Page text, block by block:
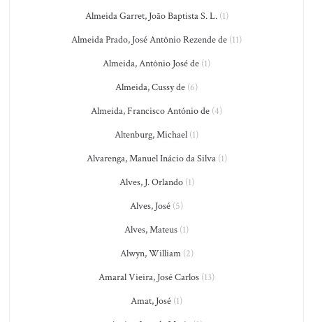
Almeida Garret, João Baptista S. L.(1)
Almeida Prado, José Antônio Rezende de (11)
Almeida, Antônio José de (1)
Almeida, Cussy de (6)
Almeida, Francisco António de (4)
Altenburg, Michael (1)
Alvarenga, Manuel Inácio da Silva(1)
Alves, J. Orlando(1)
Alves, José (5)
Alves, Mateus (1)
Alwyn, William(2)
Amaral Vieira, José Carlos (13)
Amat, José (1)